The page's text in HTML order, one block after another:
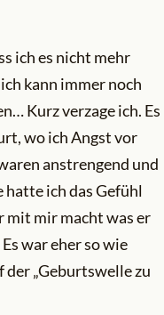
ich es nicht mehr
kann immer noch
Kurz verzage ich. Es
wo ich Angst vor
anstrengend und
hatte ich das Gefühl
mit mir macht was er
war eher so wie
der „Geburtswelle zu